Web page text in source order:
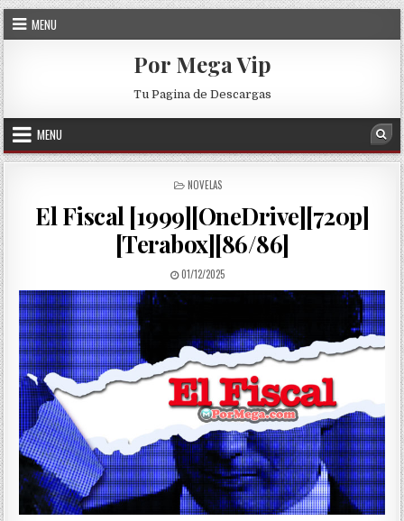
Skip to content
MENU
Por Mega Vip
Tu Pagina de Descargas
MENU
POSTED IN
NOVELAS
El Fiscal [1999][OneDrive][720p]
[Terabox][86/86]
PUBLISHED DATE:
01/12/2025